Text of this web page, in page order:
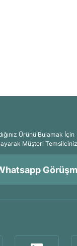
Ürünü Bulamak İçin
Müşteri